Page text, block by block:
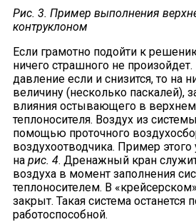
Рис. 3. Пример выполнения
контруклоном
Если грамотно подойти к
ничего страшного не
давление если и снизится, то на
величину (несколько паскалей),
влияния остывающего в
теплоносителя. Воздух из
помощью проточного
воздухоотводчика. Пример этого
на рис. 4. Дренажный кран
воздуха в момент заполнения
теплоносителем. В
закрыт. Такая система останется
работоспособной.